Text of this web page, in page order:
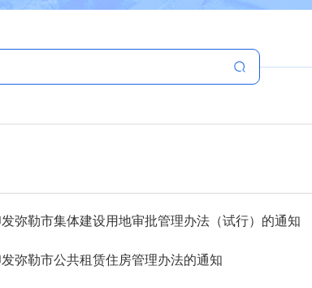
弥勒市集体建设用地审批管理办法（试行）的通知
弥勒市公共租赁住房管理办法的通知